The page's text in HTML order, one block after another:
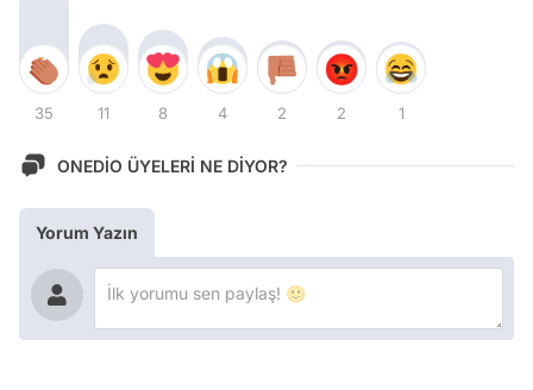
35 11 8 4 2 2 1
ONEDİO ÜYELERİ NE DİYOR?
Yorum Yazın